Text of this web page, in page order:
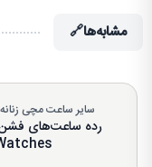
مشابه‌ها🔗
سایر ساعت مچی